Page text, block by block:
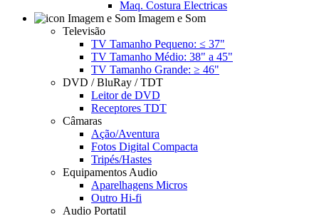
Maq. Costura Electricas
Imagem e Som
Televisão
TV Tamanho Pequeno: ≤ 37"
TV Tamanho Médio: 38" a 45"
TV Tamanho Grande: ≥ 46"
DVD / BluRay / TDT
Leitor de DVD
Receptores TDT
Câmaras
Ação/Aventura
Fotos Digital Compacta
Tripés/Hastes
Equipamentos Audio
Aparelhagens Micros
Outro Hi-fi
Audio Portatil